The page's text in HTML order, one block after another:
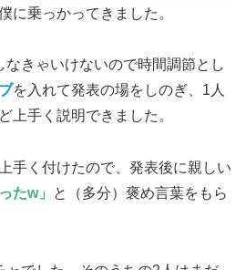
に乗っかってきました。
きゃいけないので時間調節とし
を入れて発表の場をしのぎ、1人
上手く説明できました。
手く付けたので、発表後に親しい
たw」
と（多分）褒め言葉をもら